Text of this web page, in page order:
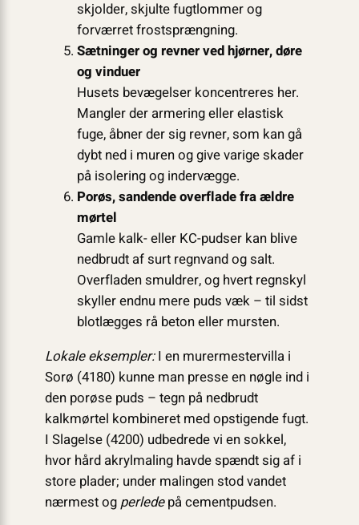
skjolder, skjulte fugtlommer og
forværret frostsprængning.
Sætninger og revner ved hjørner, døre
og vinduer
Husets bevægelser koncentreres her.
Mangler der armering eller elastisk
fuge, åbner der sig revner, som kan gå
dybt ned i muren og give varige skader
på isolering og indervægge.
Porøs, sandende overflade fra ældre
mørtel
Gamle kalk- eller KC-pudser kan blive
nedbrudt af surt regnvand og salt.
Overfladen smuldrer, og hvert regnskyl
skyller endnu mere puds væk – til sidst
blotlægges rå beton eller mursten.
Lokale eksempler:I en murermestervilla i
Sorø (4180) kunne man presse en nøgle ind i
den porøse puds – tegn på nedbrudt
kalkmørtel kombineret med opstigende fugt.
I Slagelse (4200) udbedrede vi en sokkel,
hvor hård akrylmaling havde spændt sig af i
store plader; under malingen stod vandet
nærmest og perledepå cementpudsen.